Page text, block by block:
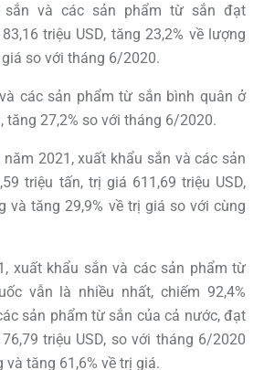
sắn và các sản phẩm từ sắn đạt
triệu USD, tăng 23,2% về lượng
so với tháng 6/2020.
các sản phẩm từ sắn bình quân ở
tăng 27,2% so với tháng 6/2020.
2021, xuất khẩu sắn và các sản
triệu tấn, trị giá 611,69 triệu USD,
và tăng 29,9% về trị giá so với cùng
xuất khẩu sắn và các sản phẩm từ
vẫn là nhiều nhất, chiếm 92,4%
sản phẩm từ sắn của cả nước, đạt
triệu USD, so với tháng 6/2020
và tăng 61,6% về trị giá.